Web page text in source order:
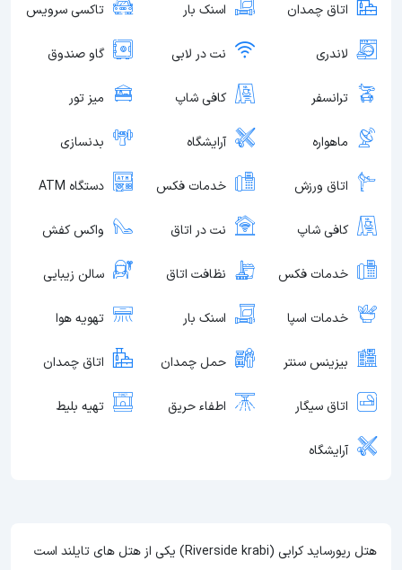
اتاق چمدان اسنک بار تاکسی سرویس
لاندری نت در لابی گاو صندوق
ترانسفر کافی شاپ میز تور
ماهواره آرایشگاه بدنسازی
اتاق ورزش خدمات فکس دستگاه ATM
کافی شاپ نت در اتاق واکس کفش
خدمات فکس نظافت اتاق سالن زیبایی
خدمات اسپا اسنک بار تهویه هوا
بیزینس سنتر حمل چمدان اتاق چمدان
اتاق سیگار اطفاء حریق تهیه بلیط
آرایشگاه
هتل ریورساید کرابی (Riverside krabi) یکی از هتل های تایلند است